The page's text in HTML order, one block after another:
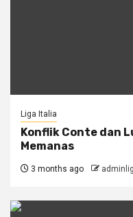
Liga Italia
Konflik Conte dan
Memanas
3 months ago